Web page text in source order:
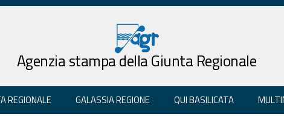
Agenzia stampa della Giunta Regionale
REGIONALE GALASSIA REGIONE QUI BASILICATA